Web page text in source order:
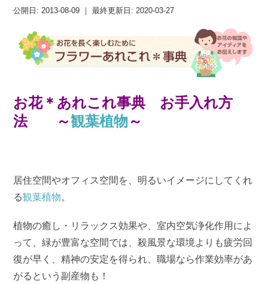
公開日:2013-08-09 ｜最終更新日:2020-03-27
お花＊あれこれ事典 お手入れ方
法 ～観葉植物～
居住空間やオフィス空間を、明るいイメージにしてくれ
る観葉植物。
植物の癒し・リラックス効果や、室内空気浄化作用によ
って、緑が豊富な空間では、殺風景な環境よりも疲労回
復が早く、精神の安定を得られ、職場なら作業効率があ
がるという副産物も！